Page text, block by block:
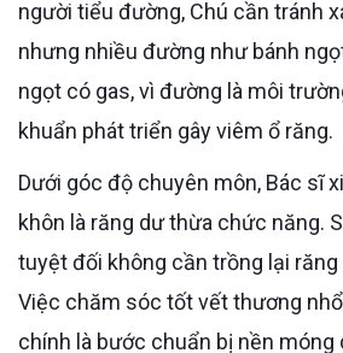
người tiểu đường, Chú cần tránh
nhưng nhiều đường như bánh
ngọt có gas, vì đường là môi
khuẩn phát triển gây viêm ổ răng.
Dưới góc độ chuyên môn, Bác sĩ xin lưu ý rằng răng
khôn là răng dư thừa chức năng.
tuyệt đối không cần trồng lại răng
Việc chăm sóc tốt vết thương
chính là bước chuẩn bị nền móng